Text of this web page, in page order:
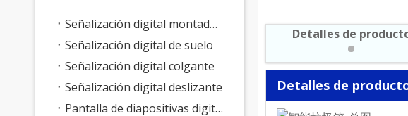
Señalización digital montada en la pared
Señalización digital de suelo
Señalización digital colgante
Señalización digital deslizante
Pantalla de diapositivas digitales
Detalles de
Detalles de